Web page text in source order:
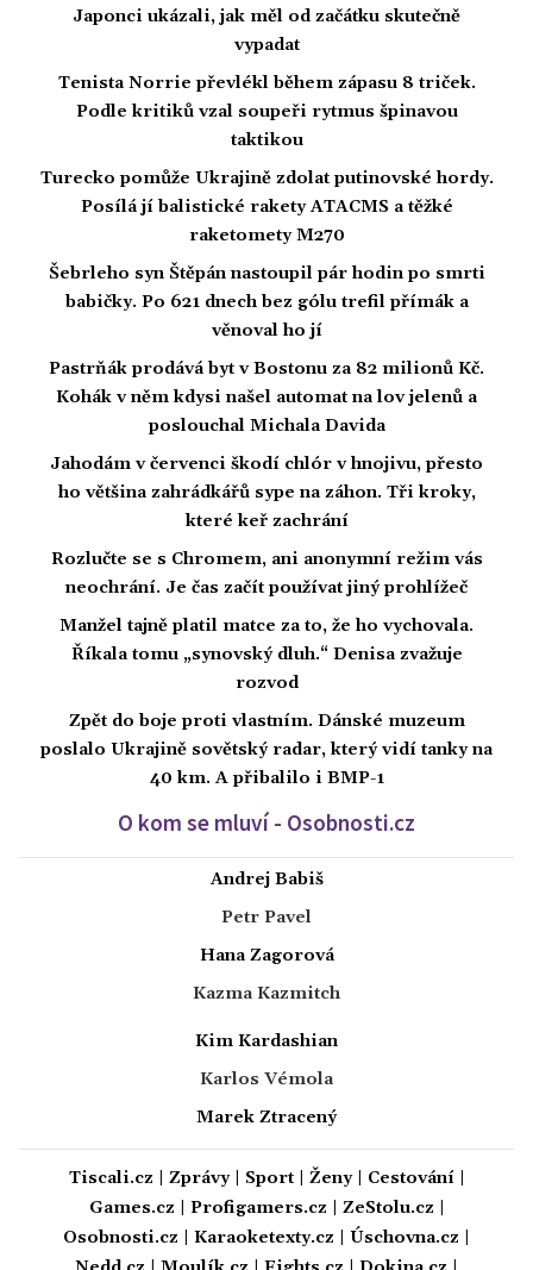
Japonci ukázali, jak měl od začátku skutečně
vypadat
Tenista Norrie převlékl během zápasu 8 triček.
Podle kritiků vzal soupeři rytmus špinavou
taktikou
Turecko pomůže Ukrajině zdolat putinovské hordy.
Posílá jí balistické rakety ATACMS a těžké
raketomety M270
Šebrleho syn Štěpán nastoupil pár hodin po smrti
babičky. Po 621 dnech bez gólu trefil přímák a
věnoval ho jí
Pastrňák prodává byt v Bostonu za 82 milionů Kč.
Kohák v něm kdysi našel automat na lov jelenů a
poslouchal Michala Davida
Jahodám v červenci škodí chlór v hnojivu, přesto
ho většina zahrádkářů sype na záhon. Tři kroky,
které keř zachrání
Rozlučte se s Chromem, ani anonymní režim vás
neochrání. Je čas začít používat jiný prohlížeč
Manžel tajně platil matce za to, že ho vychovala.
Říkala tomu „synovský dluh.“ Denisa zvažuje
rozvod
Zpět do boje proti vlastním. Dánské muzeum
poslalo Ukrajině sovětský radar, který vidí tanky na
40 km. A přibalilo i BMP-1
O kom se mluví - Osobnosti.cz
Andrej Babiš
Petr Pavel
Hana Zagorová
Kazma Kazmitch
Kim Kardashian
Karlos Vémola
Marek Ztracený
Tiscali.cz Zprávy| Sport| Ženy| Cestování|
Games.cz
Profigamers.cz ZeStolu.cz
Osobnosti.cz
Karaoketexty.cz Úschovna.cz